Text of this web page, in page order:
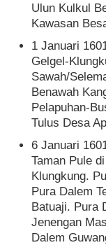
Ulun Kulkul
Kawasan
1 Januari
Gelgel-
Sawah/
Benawah
Pelapuhan-
Tulus Desa
6 Januari
Taman Pule
Klungkung.
Pura Dalem
Batuaji. Pura
Jenengan
Dalem